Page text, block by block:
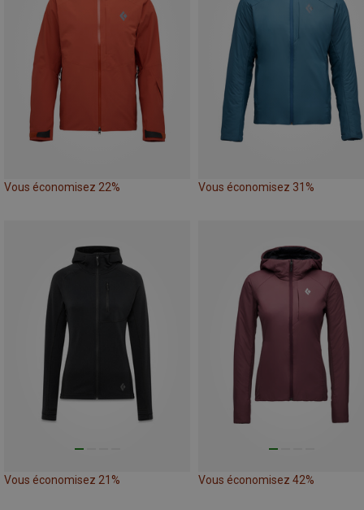
Vous économisez 22% Vous économisez 31%
Vous économisez 21% Vous économisez 42%